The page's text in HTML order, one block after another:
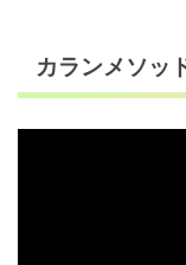
カランメソッ